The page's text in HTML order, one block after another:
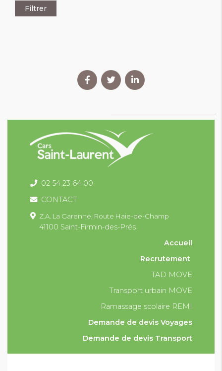
02 54 23 64 00
CONTACT
Z.A. La Garenne, Route Haie-de-Champ
41100 Saint-Firmin-des-Prés
Accueil
Recrutement
TAD MOVE
Transport urbain MOVE
Ramassage scolaire REMI
Demande de devis Voyages
Demande de devis Transport